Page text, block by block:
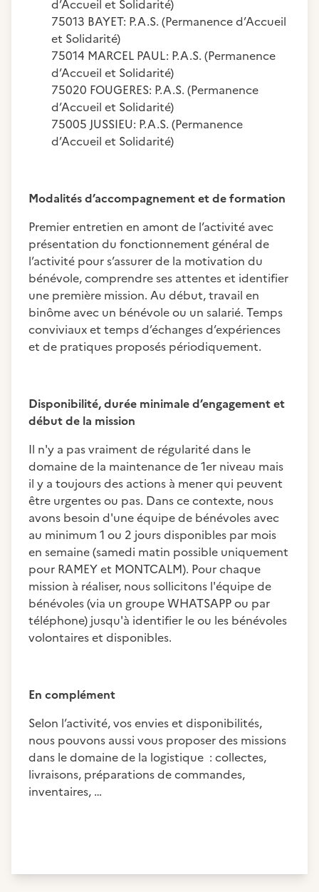
d’Accueil et Solidarité)
75013 BAYET: P.A.S. (Permanence d’Accueil
et Solidarité)
75014 MARCEL PAUL: P.A.S. (Permanence
d’Accueil et Solidarité)
75020 FOUGERES: P.A.S. (Permanence
d’Accueil et Solidarité)
75005 JUSSIEU: P.A.S. (Permanence
d’Accueil et Solidarité)
Modalités d’accompagnement et de formation
Premier entretien en amont de l’activité avec
présentation du fonctionnement général de
l’activité pour s’assurer de la motivation du
bénévole, comprendre ses attentes et identifier
une première mission. Au début, travail en
binôme avec un bénévole ou un salarié. Temps
conviviaux et temps d’échanges d’expériences
et de pratiques proposés périodiquement.
Disponibilité, durée minimale d’engagement et
début de la mission
Il n'y a pas vraiment de régularité dans le
domaine de la maintenance de 1er niveau mais
il y a toujours des actions à mener qui peuvent
être urgentes ou pas. Dans ce contexte, nous
avons besoin d'une équipe de bénévoles avec
au minimum 1 ou 2 jours disponibles par mois
en semaine (samedi matin possible uniquement
pour RAMEY et MONTCALM). Pour chaque
mission à réaliser, nous sollicitons l'équipe de
bénévoles (via un groupe WHATSAPP ou par
téléphone) jusqu'à identifier le ou les bénévoles
volontaires et disponibles.
En complément
Selon l’activité, vos envies et disponibilités,
nous pouvons aussi vous proposer des missions
dans le domaine de la logistique : collectes,
livraisons, préparations de commandes,
inventaires, …